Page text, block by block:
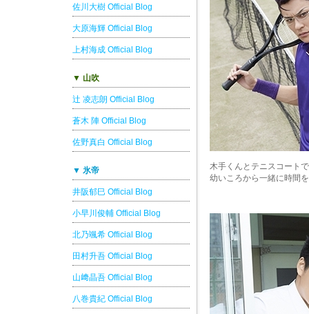
佐川大樹 Official Blog
大原海輝 Official Blog
上村海成 Official Blog
▼ 山吹
辻 凌志朗 Official Blog
蒼木 陣 Official Blog
佐野真白 Official Blog
▼ 氷帝
井阪郁巳 Official Blog
小早川俊輔 Official Blog
北乃颯希 Official Blog
田村升吾 Official Blog
山﨑晶吾 Official Blog
八巻貴紀 Official Blog
木手くんとテニスコート
幼いころから一緒に時間